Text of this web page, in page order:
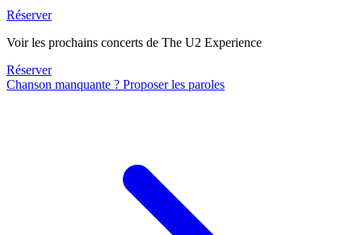
Réserver
Voir les prochains concerts de The U2 Experience
Réserver
Chanson manquante ? Proposer les paroles